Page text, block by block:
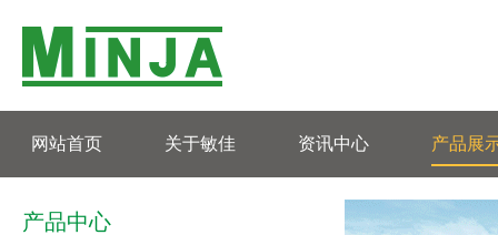
网站首页 关于敏佳 资讯中心 产品展
产品中心